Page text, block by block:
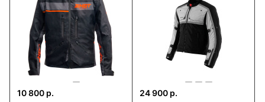
10 800 р.
24 900 р.